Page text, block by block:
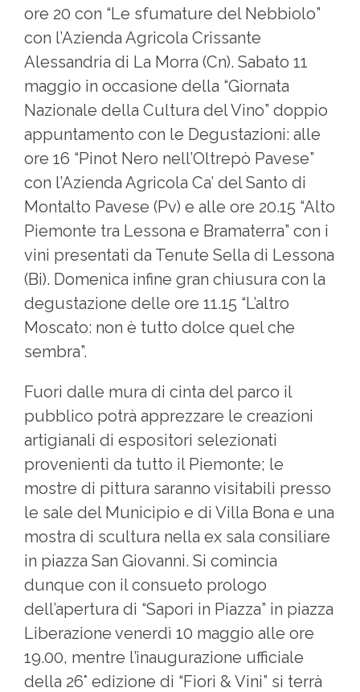
ore 20 con “Le sfumature del Nebbiolo”
con l’Azienda Agricola Crissante
Alessandria di La Morra (Cn). Sabato 11
maggio in occasione della “Giornata
Nazionale della Cultura del Vino” doppio
appuntamento con le Degustazioni: alle
ore 16 “Pinot Nero nell’Oltrepò Pavese”
con l’Azienda Agricola Ca’ del Santo di
Montalto Pavese (Pv) e alle ore 20.15 “Alto
Piemonte tra Lessona e Bramaterra” con i
vini presentati da Tenute Sella di Lessona
(Bi). Domenica infine gran chiusura con la
degustazione delle ore 11.15 “L’altro
Moscato: non è tutto dolce quel che
sembra”.
Fuori dalle mura di cinta del parco il
pubblico potrà apprezzare le creazioni
artigianali di espositori selezionati
provenienti da tutto il Piemonte; le
mostre di pittura saranno visitabili presso
le sale del Municipio e di Villa Bona e una
mostra di scultura nella ex sala consiliare
in piazza San Giovanni. Si comincia
dunque con il consueto prologo
dell’apertura di “Sapori in Piazza” in piazza
Liberazione venerdì 10 maggio alle ore
19.00, mentre l’inaugurazione ufficiale
della 26° edizione di “Fiori & Vini” si terrà